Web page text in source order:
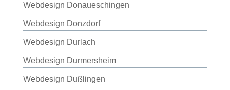
Webdesign Donaueschingen
Webdesign Donzdorf
Webdesign Durlach
Webdesign Durmersheim
Webdesign Dußlingen